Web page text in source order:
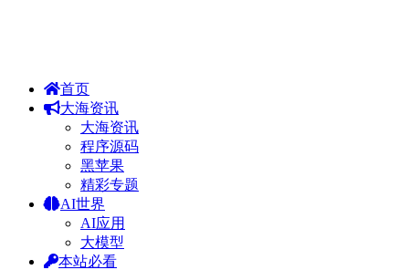
首页
大海资讯
大海资讯
程序源码
黑苹果
精彩专题
AI世界
AI应用
大模型
本站必看